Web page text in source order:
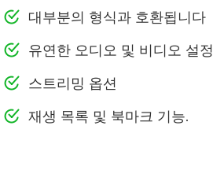
대부분의 형식과 호환됩니다
유연한 오디오 및 비디오 설정
스트리밍 옵션
재생 목록 및 북마크 기능.